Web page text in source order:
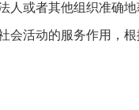
人或者其他组织准确
活动的服务作用，